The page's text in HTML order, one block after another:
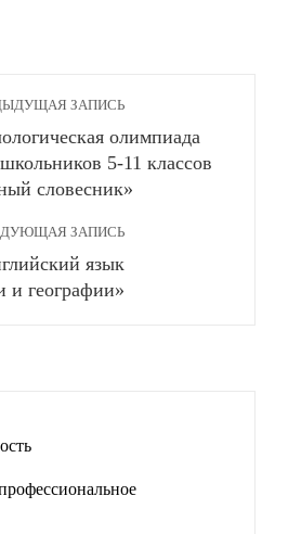
ЗАПИСЬ
олимпиада
5-11 классов
словесник»
ЗАПИСЬ
язык
и географии»